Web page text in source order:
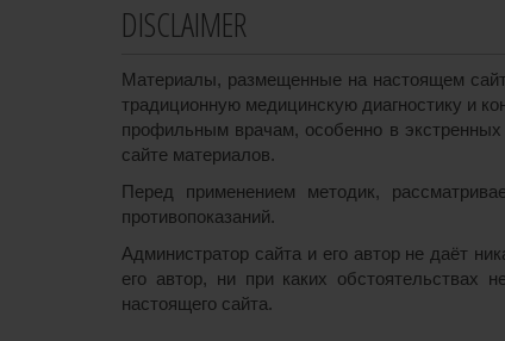
DISCLAIMER
Материалы, размещенные на настоящем
традиционную медицинскую диагностику и
профильным врачам, особенно в
сайте материалов.
Перед применением методик,
противопоказаний.
Администратор сайта и его автор не даёт
его автор, ни при каких обстоятельствах
настоящего сайта.